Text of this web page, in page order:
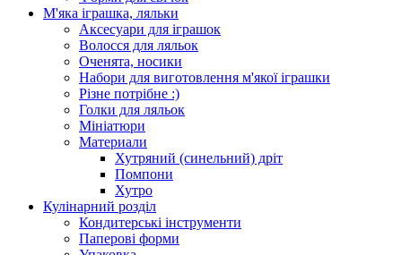
М'яка іграшка, ляльки
Аксесуари для іграшок
Волосся для ляльок
Оченята, носики
Набори для виготовлення м'якої іграшки
Різне потрібне :)
Голки для ляльок
Мініатюри
Материали
Хутряний (синельний) дріт
Помпони
Хутро
Кулінарний розділ
Кондитерські інструменти
Паперові форми